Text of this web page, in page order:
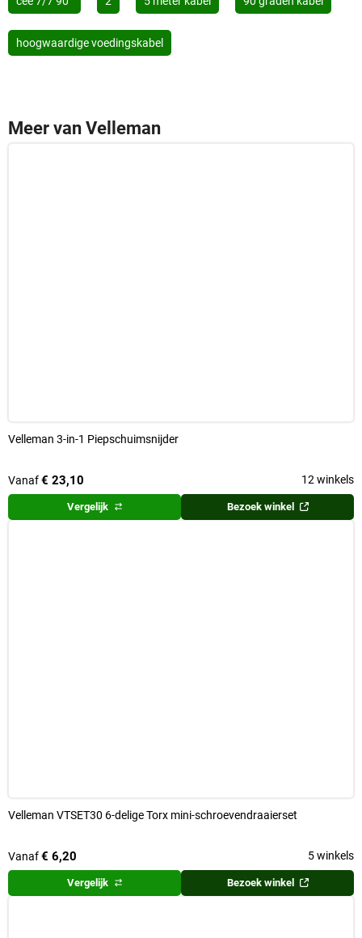
hoogwaardige voedingskabel
Meer van Velleman
Velleman 3-in-1 Piepschuimsnijder
Vanaf€ 23,10 12 winkels
Vergelijk Bezoek winkel
Velleman VTSET30 6-delige Torx mini-schroevendraaierset
Vanaf€ 6,20 5 winkels
Vergelijk Bezoek winkel